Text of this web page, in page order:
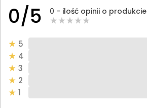
0/5 0 - ilość opinii o produkcie
5
4
3
2
1